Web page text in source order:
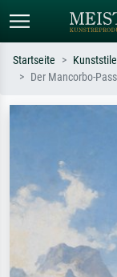
Startseite Kunststile
Der Mancorbo-